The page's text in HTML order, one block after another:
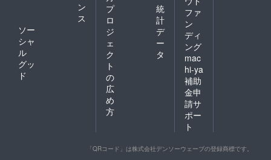
ン
ス
ソー
シャ
ル
グッ
ド
プ
ロ
ジ
ェ
ク
ト
の
広
め
方
統
計
デ
ー
タ
ファ
ン
ディ
ング
mac
hi-ya
補助
金申
請サ
ポー
ト
「QRコード」は株式会社デンソーウェーブの登録商標です。